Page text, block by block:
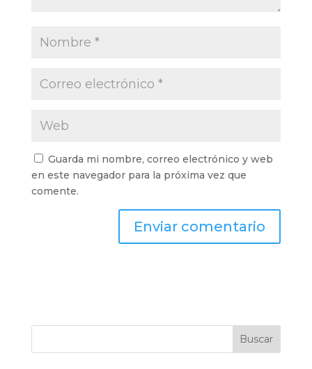
Guarda mi nombre, correo electrónico y web
en este navegador para la próxima vez que
comente.
Buscar